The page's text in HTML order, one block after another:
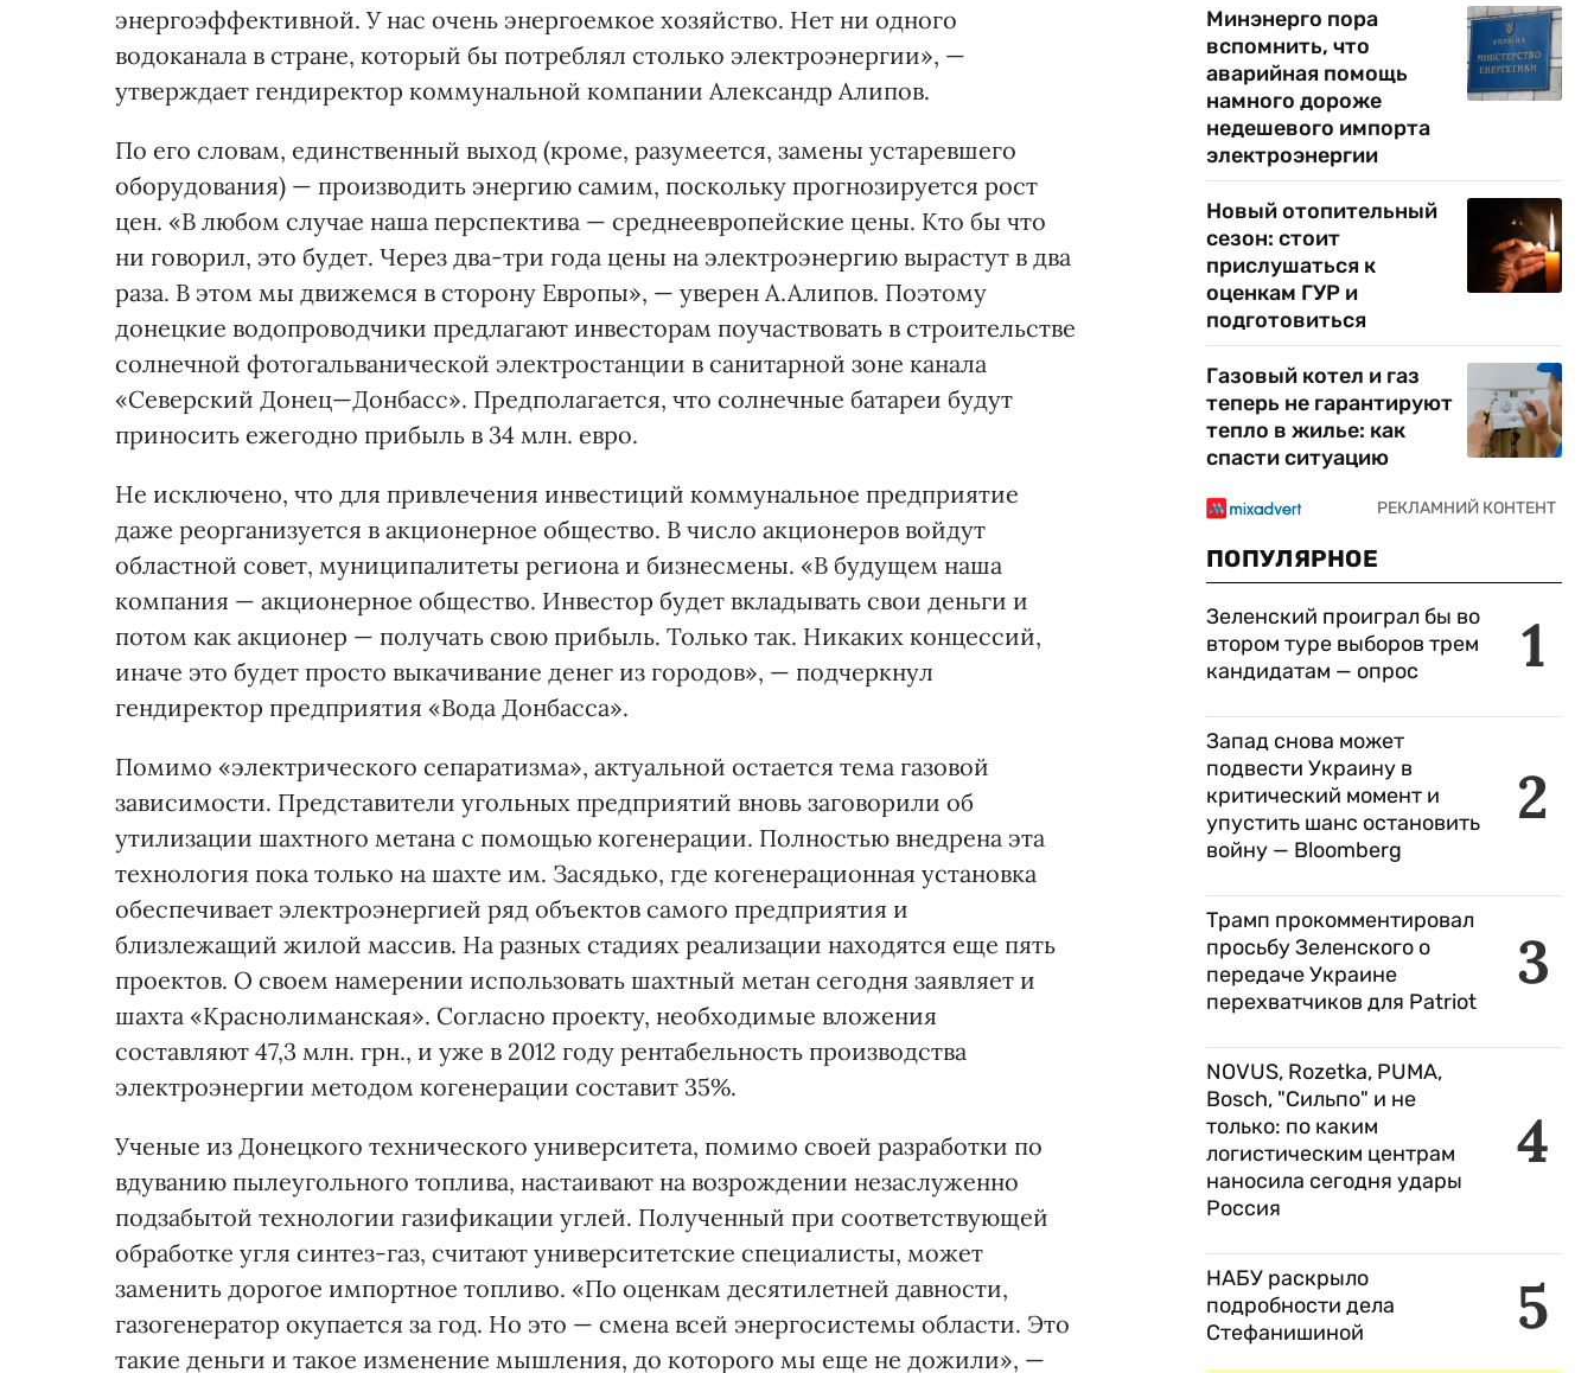
энергоэффективной. У нас очень энергоемкое хозяйство. Нет ни одного
водоканала в стране, который бы потреблял столько электроэнергии», —
утверждает гендиректор коммунальной компании Александр Алипов.
По его словам, единственный выход (кроме, разумеется, замены устаревшего
оборудования) — производить энергию самим, поскольку прогнозируется рост
цен. «В любом случае наша перспектива — среднеевропейские цены. Кто бы что
ни говорил, это будет. Через два-три года цены на электроэнергию вырастут в два
раза. В этом мы движемся в сторону Европы», — уверен А.Алипов. Поэтому
донецкие водопроводчики предлагают инвесторам поучаствовать в строительстве
солнечной фотогальванической электростанции в санитарной зоне канала
«Северский Донец—Донбасс». Предполагается, что солнечные батареи будут
приносить ежегодно прибыль в 34 млн. евро.
Не исключено, что для привлечения инвестиций коммунальное предприятие
даже реорганизуется в акционерное общество. В число акционеров войдут
областной совет, муниципалитеты региона и бизнесмены. «В будущем наша
компания — акционерное общество. Инвестор будет вкладывать свои деньги и
потом как акционер — получать свою прибыль. Только так. Никаких концессий,
иначе это будет просто выкачивание денег из городов», — подчеркнул
гендиректор предприятия «Вода Донбасса».
Помимо «электрического сепаратизма», актуальной остается тема газовой
зависимости. Представители угольных предприятий вновь заговорили об
утилизации шахтного метана с помощью когенерации. Полностью внедрена эта
технология пока только на шахте им. Засядько, где когенерационная установка
обеспечивает электроэнергией ряд объектов самого предприятия и
близлежащий жилой массив. На разных стадиях реализации находятся еще пять
проектов. О своем намерении использовать шахтный метан сегодня заявляет и
шахта «Краснолиманская». Согласно проекту, необходимые вложения
составляют 47,3 млн. грн., и уже в 2012 году рентабельность производства
электроэнергии методом когенерации составит 35%.
Ученые из Донецкого технического университета, помимо своей разработки по
вдуванию пылеугольного топлива, настаивают на возрождении незаслуженно
подзабытой технологии газификации углей. Полученный при соответствующей
обработке угля синтез-газ, считают университетские специалисты, может
заменить дорогое импортное топливо. «По оценкам десятилетней давности,
газогенератор окупается за год. Но это — смена всей энергосистемы области. Это
такие деньги и такое изменение мышления, до которого мы еще не дожили», —
Минэнерго пора
вспомнить, что
аварийная помощь
намного дороже
недешевого импорта
электроэнергии
Новый отопительный
сезон: стоит
прислушаться к
оценкам ГУР и
подготовиться
Газовый котел и газ
теперь не гарантируют
тепло в жилье: как
спасти ситуацию
ПОПУЛЯРНОЕ
1
Зеленский проиграл бы во
втором туре выборов трем
кандидатам — опрос
2
Запад снова может
подвести Украину в
критический момент и
упустить шанс остановить
войну — Bloomberg
3
Трамп прокомментировал
просьбу Зеленского о
передаче Украине
перехватчиков для Patriot
4
NOVUS, Rozetka, PUMA,
Bosch, "Сильпо" и не
только: по каким
логистическим центрам
наносила сегодня удары
Россия
5
НАБУ раскрыло
подробности дела
Стефанишиной